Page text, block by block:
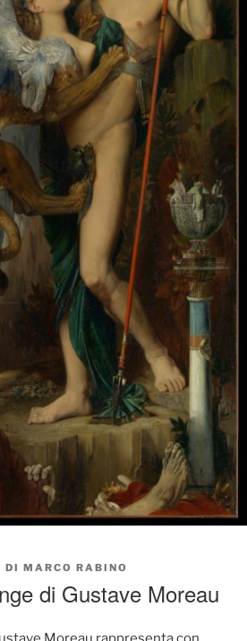
DI MARCO RABINO
di Gustave Moreau